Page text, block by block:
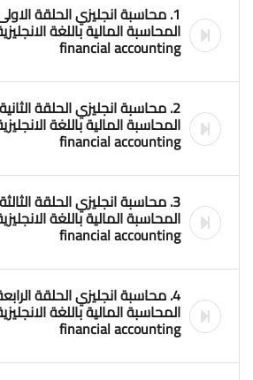
1. محاسبة انجليزي الحلقة
المحاسبة المالية باللغة
financial accounting
2. محاسبة انجليزي الحلقة
المحاسبة المالية باللغة
financial accounting
3. محاسبة انجليزي الحلقة
المحاسبة المالية باللغة
financial accounting
4. محاسبة انجليزي الحلقة
المحاسبة المالية باللغة
financial accounting